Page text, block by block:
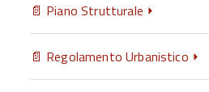
Piano Strutturale
Regolamento Urbanistico